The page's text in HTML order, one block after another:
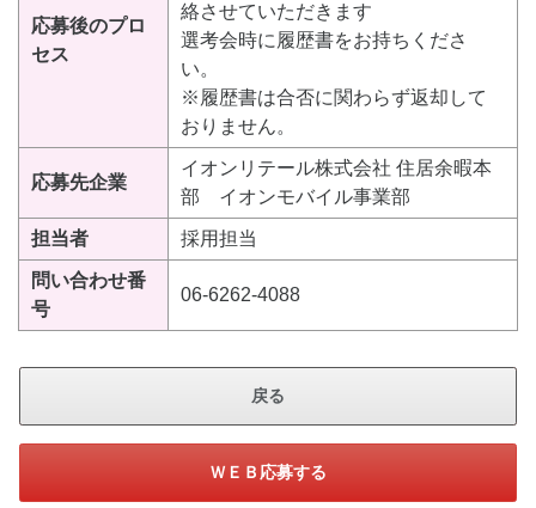
応募後のプロ
セス
絡させていただきます
選考会時に履歴書をお持ちくださ
い。
※履歴書は合否に関わらず返却して
おりません。
応募先企業
イオンリテール株式会社 住居余暇本
部 イオンモバイル事業部
担当者 採用担当
問い合わせ番
号
06-6262-4088
戻る
ＷＥＢ応募する